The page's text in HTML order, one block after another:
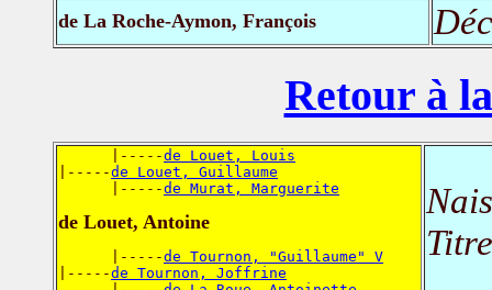
de La Roche-Aymon, François
Retour à
      |-----
de Louet, Louis
|-----de Louet, Guillaume
      |-----
de Murat, Marguerite
de Louet, Antoine
      |-----
de Tournon, "Guillaume" V
|-----de Tournon, Joffrine